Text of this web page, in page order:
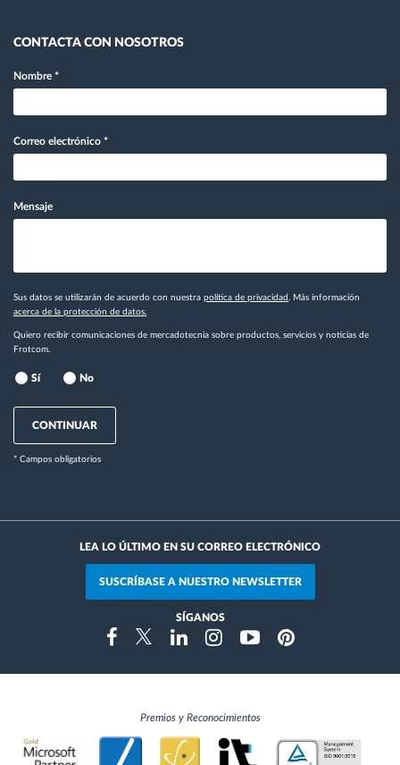
CONTACTA CON NOSOTROS
Nombre *
Correo electrónico *
Mensaje
Sus datos se utilizarán de acuerdo con nuestra política de privacidad
. Más información
acerca de la protección de datos.
Quiero recibir comunicaciones de mercadotecnia sobre productos, servicios y noticias de
Frotcom.
Sí No
CONTINUAR
* Campos obligatorios
LEA LO ÚLTIMO EN SU CORREO ELECTRÓNICO
SUSCRÍBASE A NUESTRO NEWSLETTER
SÍGANOS
FacebookTwitterLinkedinInstragramYoutubePinterest
Premios y Reconocimientos